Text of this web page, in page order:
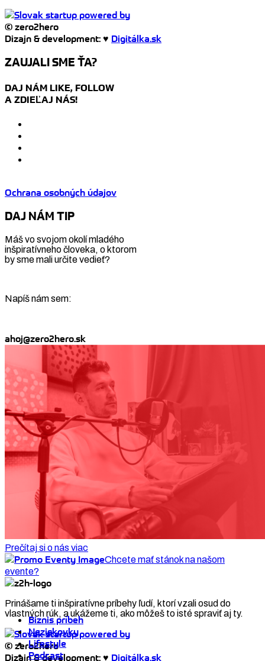
© zero2hero
Dizajn & development: ♥ Digitálka.sk
ZAUJALI SME ŤA?
DAJ NÁM LIKE, FOLLOW
A ZDIEĽAJ NÁS!
Ochrana osobných údajov
DAJ NÁM TIP
Máš vo svojom okolí mladého
inšpiratívneho človeka, o ktorom
by sme mali určite vedieť?
Napíš nám sem:
ahoj@zero2hero.sk
Prečítaj si o nás viac
Chcete mať stánok na našom
evente?
Prinášame ti inšpiratívne príbehy ľudí, ktorí vzali osud do
vlastných rúk, a ukážeme ti, ako môžeš to isté spraviť aj ty.
© zero2hero
Dizajn & development: ♥ Digitálka.sk
Biznis príbeh
Neziskovky
Lifestyle
Podcast